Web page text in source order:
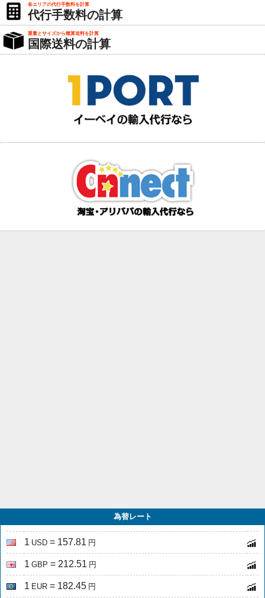
各エリアの代行手数料を計算
代行手数料の計算
重量とサイズから概算送料を計算
国際送料の計算
為替レート
1 USD = 157.81 円
1 GBP = 212.51 円
1 EUR = 182.45 円